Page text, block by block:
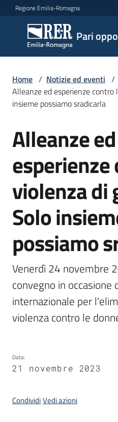
Vai al contenuto
Vai alla navigazione
Vai al footer
Regione Emilia-Romagna
Pari
Pari
opportunità
Argomenti
Novità
Servizi
Leggi
Atti
Bandi
Piani
Programmi
Progetti
Seguici
Home / Notizie ed eventi /
Alleanze ed esperienze contro
insieme possiamo sradicarla
Salta al contenuto
Alleanze ed
violenza di
Solo
possiamo
Venerdì 24 novembre
convegno in occasione
internazionale per
violenza contro le
Data:
21 novembre 2023
CondividiVedi azioni